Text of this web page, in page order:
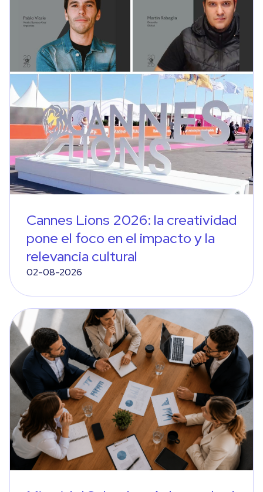
Cannes Lions 2026: la creatividad
pone el foco en el impacto y la
relevancia cultural
02-08-2026